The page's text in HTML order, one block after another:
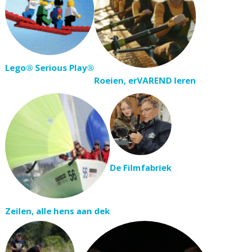
Lego® Serious Play®
Roeien, erVAREND leren
Zeilen, alle hens aan dek
De Filmfabriek